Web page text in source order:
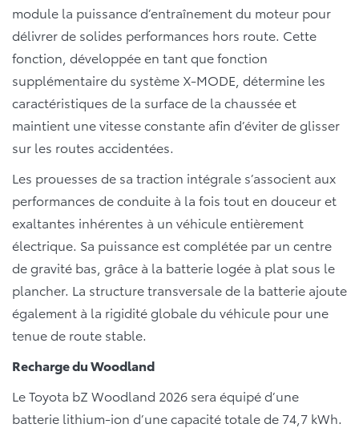
module la puissance d’entraînement du moteur pour
délivrer de solides performances hors route. Cette
fonction, développée en tant que fonction
supplémentaire du système X-MODE, détermine les
caractéristiques de la surface de la chaussée et
maintient une vitesse constante afin d’éviter de glisser
sur les routes accidentées.
Les prouesses de sa traction intégrale s’associent aux
performances de conduite à la fois tout en douceur et
exaltantes inhérentes à un véhicule entièrement
électrique. Sa puissance est complétée par un centre
de gravité bas, grâce à la batterie logée à plat sous le
plancher. La structure transversale de la batterie ajoute
également à la rigidité globale du véhicule pour une
tenue de route stable.
Recharge du Woodland
Le Toyota bZ Woodland 2026 sera équipé d’une
batterie lithium-ion d’une capacité totale de 74,7 kWh.